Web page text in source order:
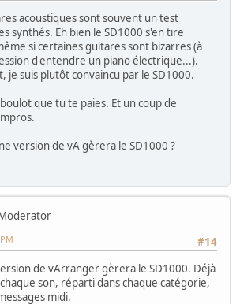
acoustiques sont souvent un test
synthés. Eh bien le SD1000 s'en tire
si certaines guitares sont bizarres (à
d'entendre un piano électrique...).
je suis plutôt convaincu par le SD1000.
que tu te paies. Et un coup de
version de vA gèrera le SD1000 ?
#14
de vArranger gèrera le SD1000. Déjà
son, réparti dans chaque catégorie,
midi.